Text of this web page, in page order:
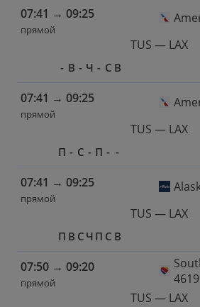
07:41 → 09:25
прямой
TUS — LAX
- В - Ч - С В
07:41 → 09:25
прямой
TUS — LAX
П - С - П - -
07:41 → 09:25
прямой
TUS — LAX
П В С Ч П С В
07:50 → 09:20
прямой
4619
TUS — LAX